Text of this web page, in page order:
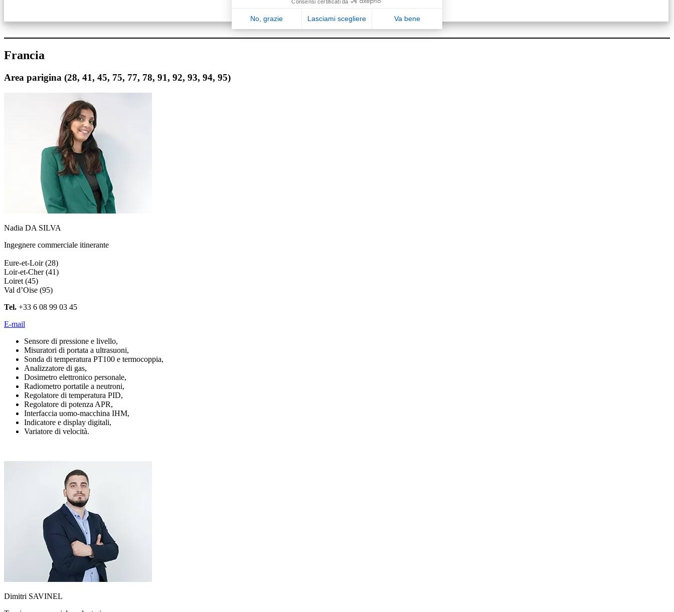
Francia
Area parigina (28, 41, 45, 75, 77, 78, 91, 92, 93, 94, 95)
Nadia DA SILVA
Ingegnere commerciale itinerante
Eure-et-Loir (28)
Loir-et-Cher (41)
Loiret (45)
Val d’Oise (95)
Tel. +33 6 08 99 03 45
E-mail
Sensore di pressione e livello,
Misuratori di portata a ultrasuoni,
Sonda di temperatura PT100 e termocoppia,
Analizzatore di gas,
Dosimetro elettronico personale,
Radiometro portatile a neutroni,
Regolatore di temperatura PID,
Regolatore di potenza APR,
Interfaccia uomo-macchina IHM,
Indicatore e display digitali,
Variatore di velocità.
Dimitri SAVINEL